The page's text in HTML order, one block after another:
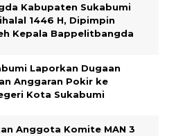
Kabupaten Sukabumi
1446 H, Dipimpin
Kepala Bappelitbangda
Laporkan Dugaan
Anggaran Pokir ke
Kota Sukabumi
Anggota Komite MAN 3